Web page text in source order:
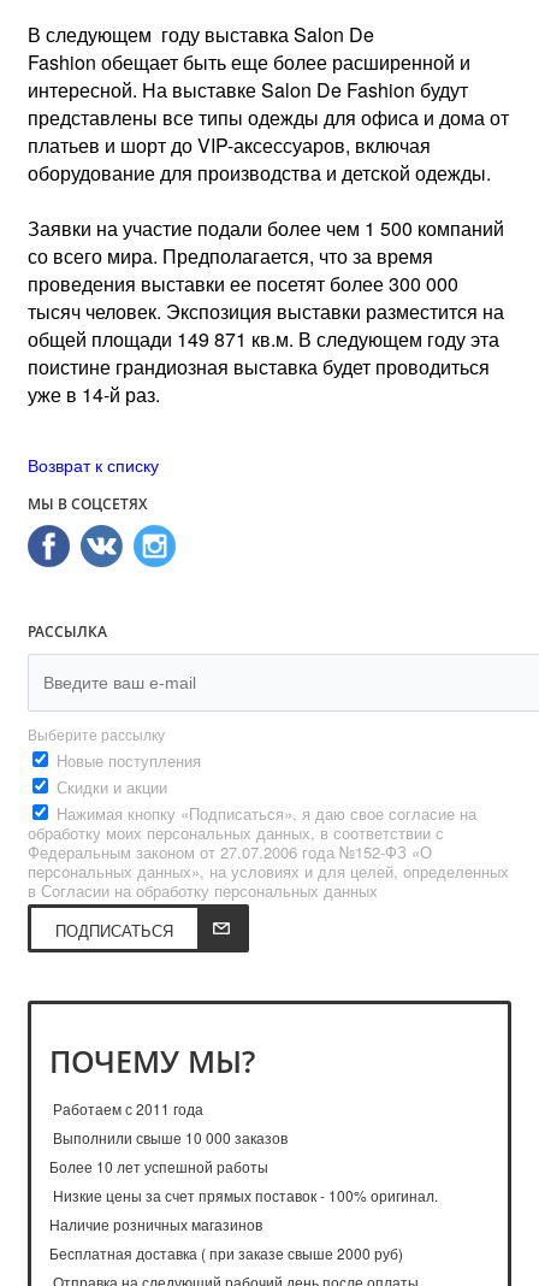
В следующем году выставка Salon De
Fashion обещает быть еще более расширенной и
интересной. На выставке Salon De Fashion будут
представлены все типы одежды для офиса и дома от
платьев и шорт до VIP-аксессуаров, включая
оборудование для производства и детской одежды.
Заявки на участие подали более чем 1 500 компаний
со всего мира. Предполагается, что за время
проведения выставки ее посетят более 300 000
тысяч человек. Экспозиция выставки разместится на
общей площади 149 871 кв.м. В следующем году эта
поистине грандиозная выставка будет проводиться
уже в 14-й раз.
Возврат к списку
МЫ В СОЦСЕТЯХ
РАССЫЛКА
Выберите рассылку
Новые поступления
Скидки и акции
Нажимая кнопку «Подписаться», я даю свое согласие на
обработку моих персональных данных, в соответствии с
Федеральным законом от 27.07.2006 года №152-ФЗ «О
персональных данных», на условиях и для целей, определенных
в Согласии на обработку персональных данных
ПОДПИСАТЬСЯ
ПОЧЕМУ МЫ?
Работаем с 2011 года
Выполнили свыше 10 000 заказов
Более 10 лет успешной работы
Низкие цены за счет прямых поставок - 100% оригинал.
Наличие розничных магазинов
Бесплатная доставка ( при заказе свыше 2000 руб)